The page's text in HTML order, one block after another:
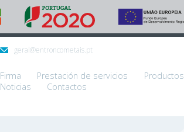
geral@entroncometais.pt
Firma Prestación de servicios Productos
Noticias
Contactos